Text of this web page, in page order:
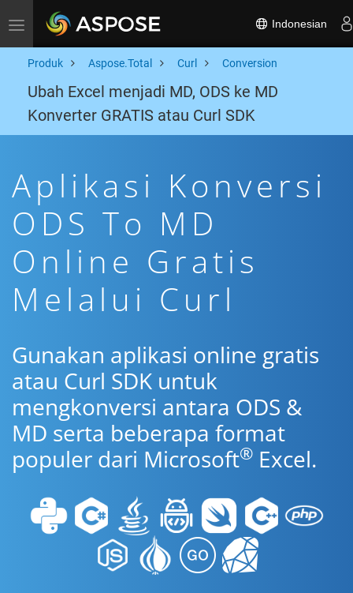
Toggle navigation Indonesian
Produk Aspose.Total Curl Conversion
Ubah Excel menjadi MD, ODS ke MD
Konverter GRATIS atau Curl SDK
Aplikasi Konversi
ODS To MD
Online Gratis
Melalui Curl
Gunakan aplikasi online gratis
atau Curl SDK untuk
mengkonversi antara ODS &
MD serta beberapa format
populer dari Microsoft® Excel.